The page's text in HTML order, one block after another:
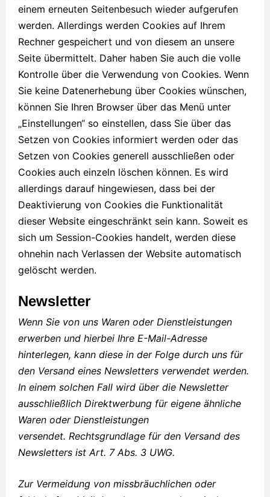
einem erneuten Seitenbesuch wieder aufgerufen
werden. Allerdings werden Cookies auf Ihrem
Rechner gespeichert und von diesem an unsere
Seite übermittelt. Daher haben Sie auch die volle
Kontrolle über die Verwendung von Cookies. Wenn
Sie keine Datenerhebung über Cookies wünschen,
können Sie Ihren Browser über das Menü unter
„Einstellungen“ so einstellen, dass Sie über das
Setzen von Cookies informiert werden oder das
Setzen von Cookies generell ausschließen oder
Cookies auch einzeln löschen können. Es wird
allerdings darauf hingewiesen, dass bei der
Deaktivierung von Cookies die Funktionalität
dieser Website eingeschränkt sein kann. Soweit es
sich um Session-Cookies handelt, werden diese
ohnehin nach Verlassen der Website automatisch
gelöscht werden.
Newsletter
Wenn Sie von uns Waren oder Dienstleistungen
erwerben und hierbei Ihre E-Mail-Adresse
hinterlegen, kann diese in der Folge durch uns für
den Versand eines Newsletters verwendet werden.
In einem solchen Fall wird über die Newsletter
ausschließlich Direktwerbung für eigene ähnliche
Waren oder Dienstleistungen
versendet. Rechtsgrundlage für den Versand des
Newsletters ist Art. 7 Abs. 3 UWG.
Zur Vermeidung von missbräuchlichen oder